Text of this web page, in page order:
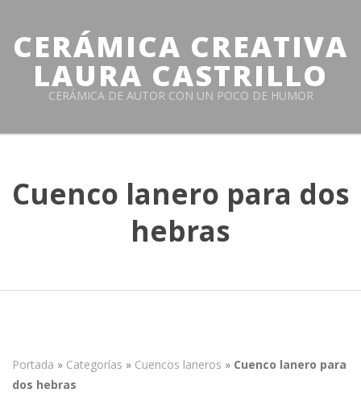
contentCERÁMICA CREATIVA
LAURA CASTRILLO
CERÁMICA DE AUTOR CON UN POCO DE HUMOR
MenuCuenco lanero para dos
hebras
Portada » Categorías » Cuencos laneros » Cuenco lanero para
dos hebras